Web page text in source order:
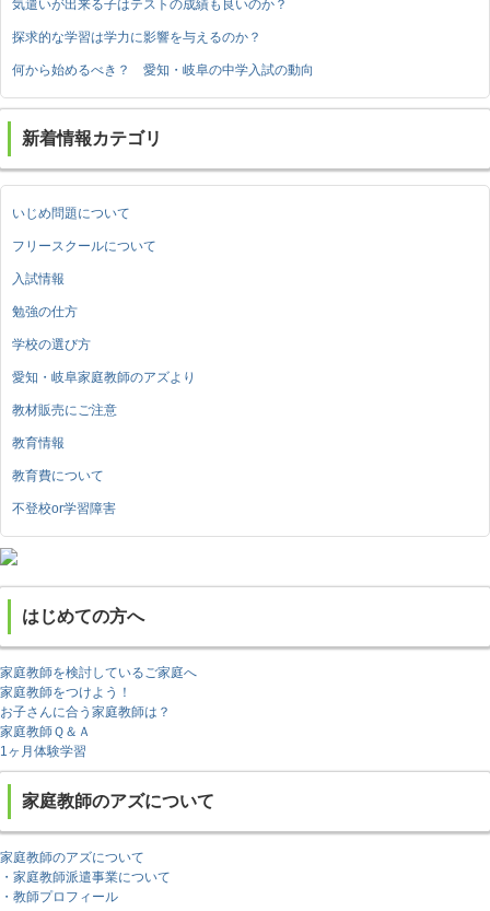
気遣いが出来る子はテストの成績も良いのか？
探求的な学習は学力に影響を与えるのか？
何から始めるべき？ 愛知・岐阜の中学入試の動向
新着情報カテゴリ
いじめ問題について
フリースクールについて
入試情報
勉強の仕方
学校の選び方
愛知・岐阜家庭教師のアズより
教材販売にご注意
教育情報
教育費について
不登校or学習障害
はじめての方へ
家庭教師を検討しているご家庭へ
家庭教師をつけよう！
お子さんに合う家庭教師は？
家庭教師Ｑ＆Ａ
1ヶ月体験学習
家庭教師のアズについて
家庭教師のアズについて
・家庭教師派遣事業について
・教師プロフィール